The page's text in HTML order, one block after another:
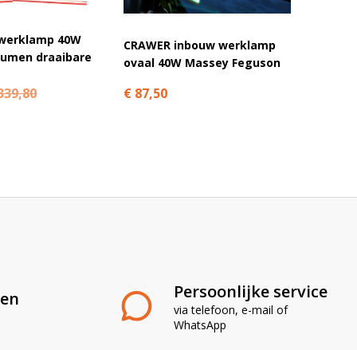
40W
draaibare
CRAWER inbouw werklamp
ovaal 40W Massey Feguson
€ 87,50
Persoonlijke service
via telefoon, e-mail of
WhatsApp